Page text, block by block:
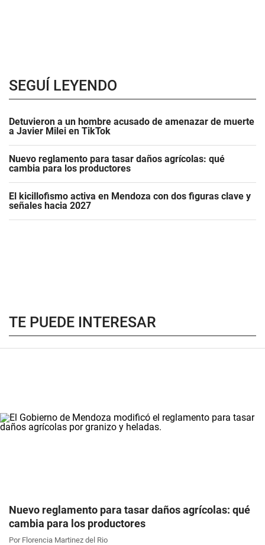
SEGUÍ LEYENDO
Detuvieron a un hombre acusado de amenazar de muerte
a Javier Milei en TikTok
Nuevo reglamento para tasar daños agrícolas: qué
cambia para los productores
El kicillofismo activa en Mendoza con dos figuras clave y
señales hacia 2027
TE PUEDE INTERESAR
Nuevo reglamento para tasar daños agrícolas: qué
cambia para los productores
Por Florencia Martinez del Rio